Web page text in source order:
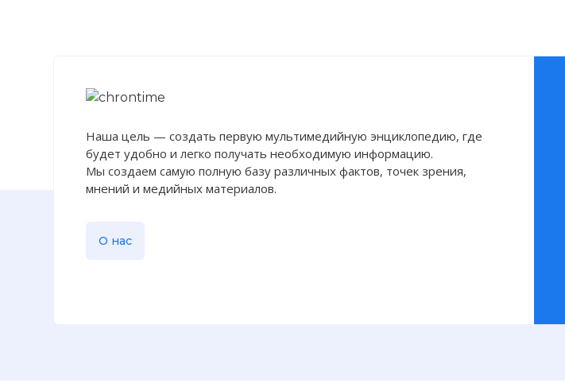
Наша цель — создать первую мультимедийную энциклопедию, где
будет удобно и легко получать необходимую информацию.
Мы создаем самую полную базу различных фактов, точек зрения,
мнений и медийных материалов.
О нас